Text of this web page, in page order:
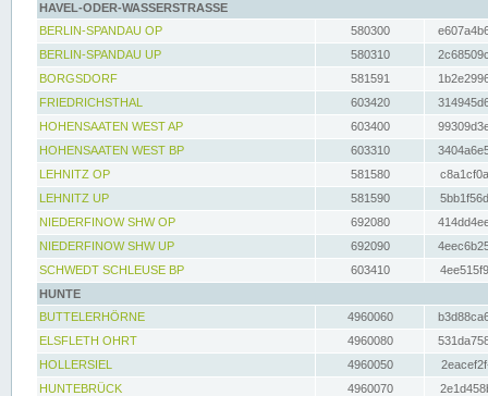
HAVEL-ODER-WASSERSTRASSE
BERLIN-SPANDAU OP
580300
BERLIN-SPANDAU UP
580310
BORGSDORF
581591
FRIEDRICHSTHAL
603420
HOHENSAATEN WEST AP
603400
HOHENSAATEN WEST BP
603310
LEHNITZ OP
581580
LEHNITZ UP
581590
NIEDERFINOW SHW OP
692080
NIEDERFINOW SHW UP
692090
SCHWEDT SCHLEUSE BP
603410
HUNTE
BUTTELERHÖRNE
4960060
ELSFLETH OHRT
4960080
HOLLERSIEL
4960050
HUNTEBRÜCK
4960070